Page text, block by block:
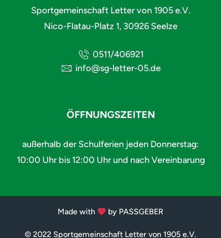
Sportgemeinschaft Letter von 1905 e.V.
Nico-Flatau-Platz 1, 30926 Seelze
0511/406921
info@sg-letter-05.de
ÖFFNUNGSZEITEN
außerhalb der Schulferien jeden Donnerstag:
10:00 Uhr bis 12:00 Uhr und nach Vereinbarung
Made with by PASSGEBER
© 2022 Sportgemeinschaft Letter von 1905 e.V.